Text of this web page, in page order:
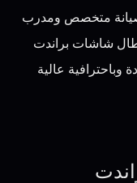
صيانة متخصص ومدرب
شاشات براندت
عالية